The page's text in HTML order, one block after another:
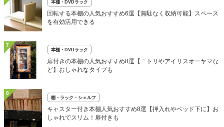
本棚・DVDラック
回転する本棚の人気おすすめ6選【無駄なく収納可能】スペース
を有効活用できる
7
本棚・DVDラック
扉付きの本棚の人気おすすめ8選【ニトリやアイリスオーヤマな
ど】おしゃれなタイプも
8
棚・ラック・シェルフ
キャスター付き本棚人気おすすめ8選【押入れやベッド下に】お
しゃれでスリム！扉付きも